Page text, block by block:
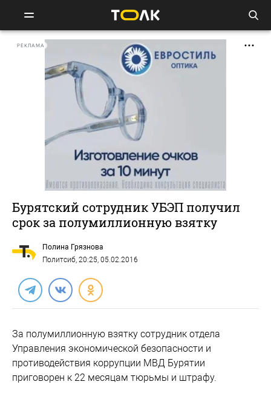
РЕКЛАМА
Бурятский сотрудник УБЭП получил
срок за полумиллионную взятку
Полина Грязнова
Политсиб, 20:25, 05.02.2016
За полумиллионную взятку сотрудник отдела
Управления экономической безопасности и
противодействия коррупции МВД Бурятии
приговорен к 22 месяцам тюрьмы и штрафу.